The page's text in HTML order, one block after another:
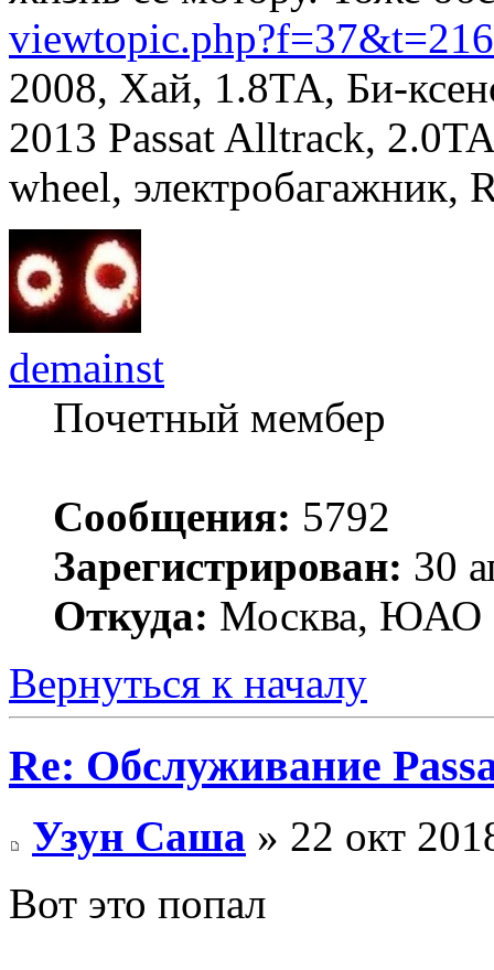
2008, Хай, 1.8ТА, Би-
2013 Passat Alltrack,
wheel, электробагажник,
demainst
Почетный мембер
Сообщения: 5792
Зарегистрирован: 30
Откуда: Москва, ЮАО
Вернуться к началу
Re: Обслуживание
Узун Саша » 22 окт
Вот это попал